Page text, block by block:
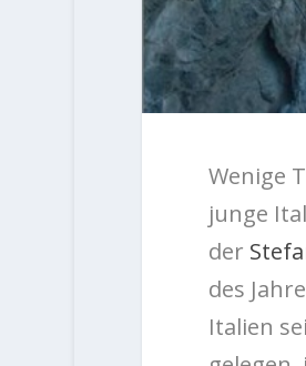
Wenige
junge
der
des
Italien